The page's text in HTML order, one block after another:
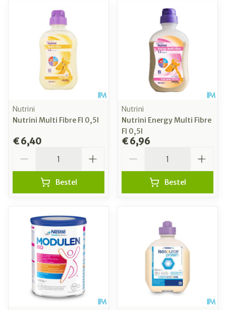
Nutrini
Nutrini Multi Fibre Fl 0,5l
€ 6,40
Bestel
Nutrini
Nutrini Energy Multi Fibre
Fl 0,5l
€ 6,96
Bestel